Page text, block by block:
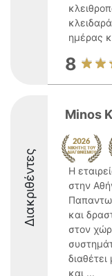
ημέρας
8
Διακριθέντες
Minos
Η
στην
και
στον
και ...